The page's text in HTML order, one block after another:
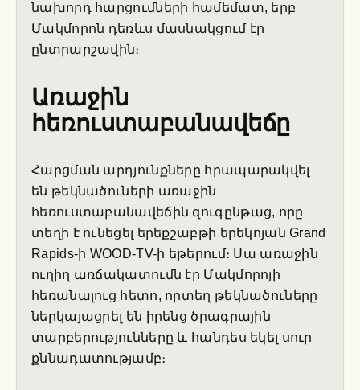
նախորդ հարցումների համեմատ, երբ
Մակմորոն դեռևս մասնակցում էր
ընտրարշավին։
Առաջին
հեռուստաբանավեճը
Հարցման արդյունքները հրապարակվել
են թեկնածուների առաջին
հեռուստաբանավեճին զուգընթաց, որը
տեղի է ունեցել երեքշաբթի երեկոյան Grand
Rapids-ի WOOD-TV-ի եթերում։ Սա առաջին
ուղիղ առճակատումն էր Մակմորոյի
հեռանալուց հետո, որտեղ թեկնածուները
ներկայացրել են իրենց ծրագրային
տարբերությունները և հանդես եկել սուր
քննադատությամբ։